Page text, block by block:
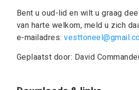
Bent u oud-lid en wilt u graag
van harte welkom, meld u zich
e-mailadres:
Geplaatst door: David